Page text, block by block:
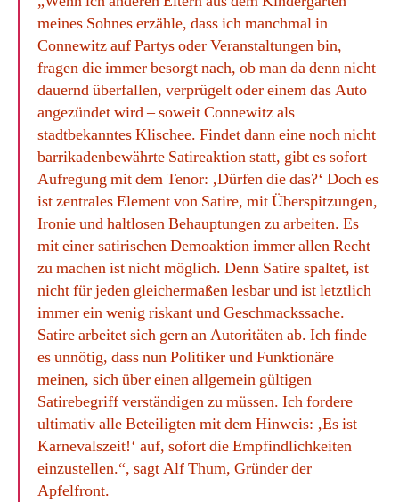
meines Sohnes erzähle, dass ich manchmal in
Connewitz auf Partys oder Veranstaltungen bin,
fragen die immer besorgt nach, ob man da denn nicht
dauernd überfallen, verprügelt oder einem das Auto
angezündet wird – soweit Connewitz als
stadtbekanntes Klischee. Findet dann eine noch nicht
barrikadenbewährte Satireaktion statt, gibt es sofort
Aufregung mit dem Tenor: ‚Dürfen die das?‘ Doch es
ist zentrales Element von Satire, mit Überspitzungen,
Ironie und haltlosen Behauptungen zu arbeiten. Es
mit einer satirischen Demoaktion immer allen Recht
zu machen ist nicht möglich. Denn Satire spaltet, ist
nicht für jeden gleichermaßen lesbar und ist letztlich
immer ein wenig riskant und Geschmackssache.
Satire arbeitet sich gern an Autoritäten ab. Ich finde
es unnötig, dass nun Politiker und Funktionäre
meinen, sich über einen allgemein gültigen
Satirebegriff verständigen zu müssen. Ich fordere
ultimativ alle Beteiligten mit dem Hinweis: ‚Es ist
Karnevalszeit!‘ auf, sofort die Empfindlichkeiten
einzustellen.“, sagt Alf Thum, Gründer der
Apfelfront.